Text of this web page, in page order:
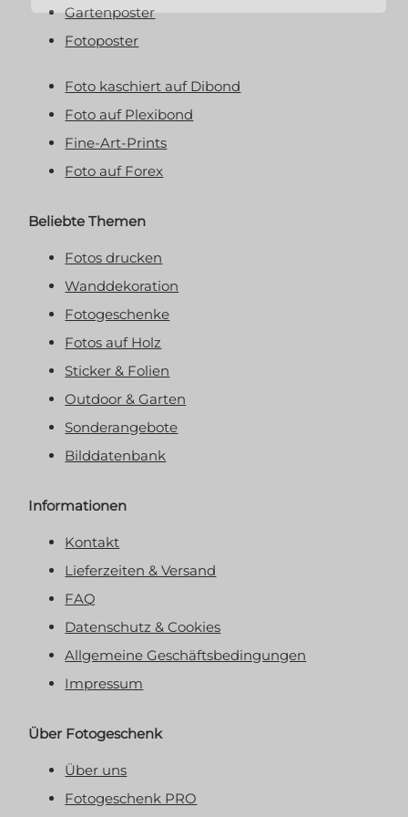
Gartenposter
Fotoposter
Foto kaschiert auf Dibond
Foto auf Plexibond
Fine-Art-Prints
Foto auf Forex
Beliebte Themen
Fotos drucken
Wanddekoration
Fotogeschenke
Fotos auf Holz
Sticker & Folien
Outdoor & Garten
Sonderangebote
Bilddatenbank
Informationen
Kontakt
Lieferzeiten & Versand
FAQ
Datenschutz & Cookies
Allgemeine Geschäftsbedingungen
Impressum
Über Fotogeschenk
Über uns
Fotogeschenk PRO